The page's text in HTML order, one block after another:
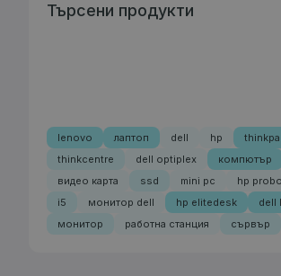
Търсени продукти
lenovo лаптоп dell hp
thinkcentre
dell optiplex
компютър
видео карта
ssd mini pc hp
i5
монитор dell hp elitedesk
dell
монитор
работна станция сървър